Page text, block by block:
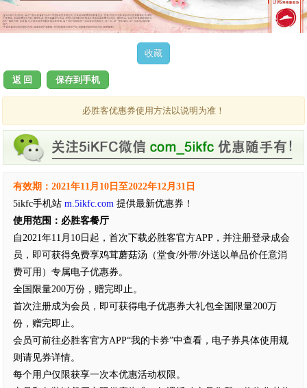
返 回 保存到手机
必胜客优惠券使用方法以说明为准！
有效期：2021年11月10日至2022年12月31日
5ikfc手机站 m.5ikfc.com 提供最新优惠券！
使用范围：必胜客餐厅
自2021年11月10日起，首次下载必胜客官方APP，并注册登录成会
员，即可获得免费享鸡茸蘑菇汤（堂食/外带/外送以单品价任意消
费可用）专属电子优惠券。
全国限量200万份，赠完即止。
首次注册成为会员，即可获得电子优惠券大礼包全国限量200万
份，赠完即止。
会员可前往必胜客官方APP“我的卡券”中查看，电子券具体使用规
则请见券详情。
每个用户仅限获享一次本优惠活动权限。